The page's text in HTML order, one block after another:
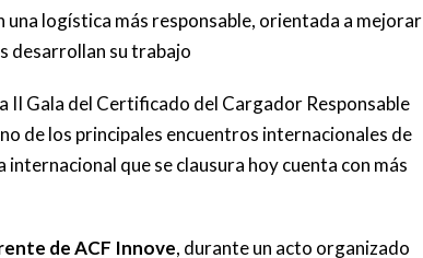
logística más responsable, orientada a mejorar
desarrollan su trabajo
II Gala del Certificado del Cargador Responsable
de los principales encuentros internacionales de
que se clausura hoy cuenta con más
de ACF Innove, durante un acto organizado